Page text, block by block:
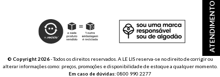
ATENDIMENTO
© Copyright 2026- Todos os direitos reservados. A LE LIS reserva-se no direito de corrigir ou
alterar informações como: preços, promoções e disponibilidade de estoque a qualquer momento.
Em caso de dúvidas: 0800 990 2277